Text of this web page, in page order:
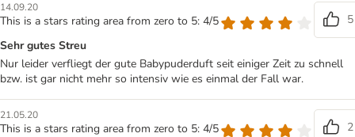
14.09.20
This is a stars rating area from zero to 5: 4/5
5
Sehr gutes Streu
Nur leider verfliegt der gute Babypuderduft seit einiger Zeit zu schnell
bzw. ist gar nicht mehr so intensiv wie es einmal der Fall war.
21.05.20
This is a stars rating area from zero to 5: 4/5
2